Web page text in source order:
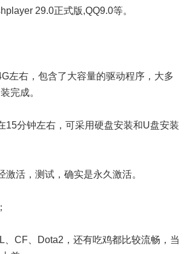
29.0正式版,QQ9.0等。
左右，包含了大容量的驱动程序，大多
完成。
15分钟左右，可采用硬盘安装和U盘安装
激活，测试，确实是永久激活。
、CF、Dota2，还有吃鸡都比较流畅，当